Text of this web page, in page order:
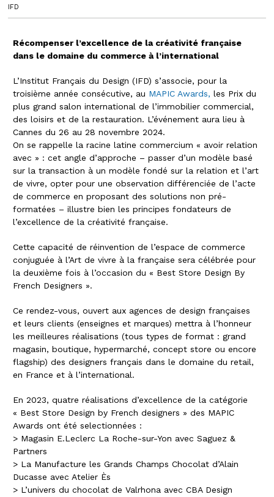
IFD
Récompenser l’excellence de la créativité française
dans le domaine du commerce à l’international
L’Institut Français du Design (IFD) s’associe, pour la
troisième année consécutive, au MAPIC Awards, les Prix du
plus grand salon international de l’immobilier commercial,
des loisirs et de la restauration. L’événement aura lieu à
Cannes du 26 au 28 novembre 2024.
On se rappelle la racine latine commercium « avoir relation
avec » : cet angle d’approche – passer d’un modèle basé
sur la transaction à un modèle fondé sur la relation et l’art
de vivre, opter pour une observation différenciée de l’acte
de commerce en proposant des solutions non pré-
formatées – illustre bien les principes fondateurs de
l’excellence de la créativité française.
Cette capacité de réinvention de l’espace de commerce
conjuguée à l’Art de vivre à la française sera célébrée pour
la deuxième fois à l’occasion du « Best Store Design By
French Designers ».
Ce rendez-vous, ouvert aux agences de design françaises
et leurs clients (enseignes et marques) mettra à l’honneur
les meilleures réalisations (tous types de format : grand
magasin, boutique, hypermarché, concept store ou encore
flagship) des designers français dans le domaine du retail,
en France et à l’international.
En 2023, quatre réalisations d’excellence de la catégorie
« Best Store Design by French designers » des MAPIC
Awards ont été selectionnées :
> Magasin E.Leclerc La Roche-sur-Yon avec Saguez &
Partners
> La Manufacture les Grands Champs Chocolat d’Alain
Ducasse avec Atelier Ès
> L’univers du chocolat de Valrhona avec CBA Design